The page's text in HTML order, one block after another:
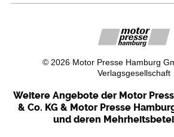
© 2026 Motor Presse Hamburg
Verlagsgesellschaft
Weitere Angebote der Motor
& Co. KG & Motor Presse
und deren